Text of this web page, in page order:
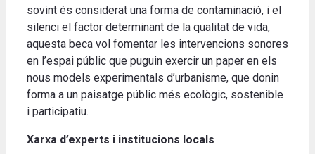
sovint és considerat una forma de contaminació, i el
silenci el factor determinant de la qualitat de vida,
aquesta beca vol fomentar les intervencions sonores
en l’espai públic que puguin exercir un paper en els
nous models experimentals d’urbanisme, que donin
forma a un paisatge públic més ecològic, sostenible
i participatiu.
Xarxa d’experts i institucions locals